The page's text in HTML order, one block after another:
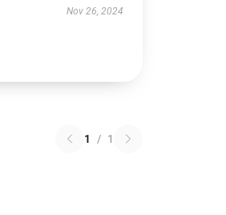
Nov 26, 2024
1 / 1